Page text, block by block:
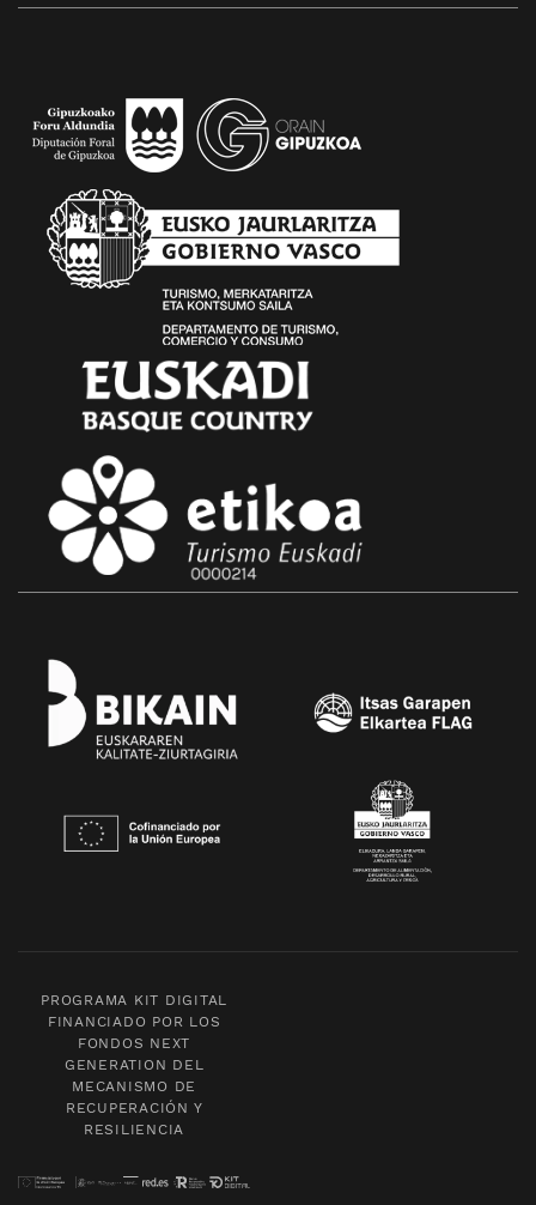
PROGRAMA KIT DIGITAL
FINANCIADO POR LOS
FONDOS NEXT
GENERATION DEL
MECANISMO DE
RECUPERACIÓN Y
RESILIENCIA